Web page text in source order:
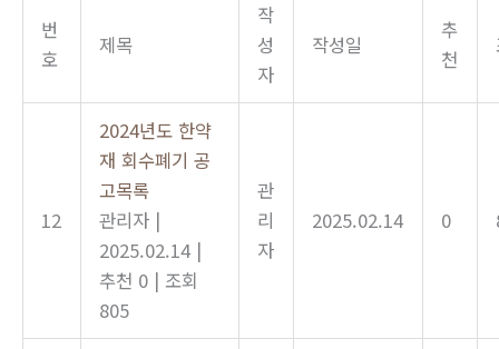
번
호
제목
작
성
자
작성일
추
천
12
2024년도 한약
재 회수폐기 공
고목록
관리자 |
2025.02.14 |
추천 0 | 조회
805
관
리
자
2025.02.14 0